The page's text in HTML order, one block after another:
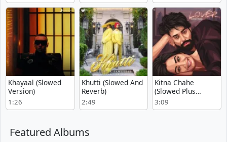
Khayaal (Slowed
Version)
1:26
Khutti (Slowed And
Reverb)
2:49
Kitna Chahe
(Slowed Plus
Reverb)
3:09
Featured Albums